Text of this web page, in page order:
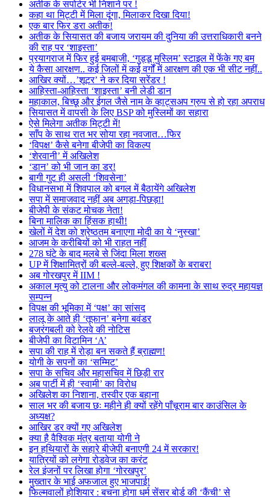
अतीक के सपोर्टर भी निशाने पर !
कहा था मिट्टी में मिला दूंगा, मिलाकर दिखा दिया!
एक बार फिर डरा अतीक!
अतीक के सियासत की बजाय जरायम की दुनिया की उत्तराधिकारी बनने
की राह पर ‘शाइस्ता’
प्रयागराज में फिर हुई बमबाजी, ‘गुड्डू मुस्लिम’ स्टाइल में फेंके गए बम
ये कैसा आरक्षण.. कई जिलों में कई वर्गों में आरक्षण की एक भी सीट नहीं..
आखिर क्यों…’शूटर’ ने कर दिया सरेंडर !
आहिस्ता-आहिस्ता ‘शाइस्ता’ बनी लेडी डान
महाकाल, बिच्छू और ईगल जैसे नाम के व्हाट्सअप ग्रुप से हो रहा अपराध
सियासत में वापसी के लिए BSP को मुस्लिमों का सहारा
ऐसे मिलेगा अतीक मिट्टी में!
साँप के साथ रात भर सोया रहा नवजात…फिर
‘विपक्ष’ कैसे बनेगा बीजेपी का विकल्प
‘शेरवानी’ में अखिलेश
‘डान’ को भी जान का डर!
बागी गुट ही असली ‘शिवसेना’
विधानसभा में शिवपाल को बगल में बैठायेंगे अखिलेश
सपा में समाजवाद नहीं अब अगड़ा-पिछड़ा!
बीजेपी के संकट मोचक नेता!
बिना मालिक का हिंसक हाथी!
खेलों में देश को श्रेष्ठतम बनाएगा मोदी का ये ‘नुस्खा’
आजम के करीबियों को भी राहत नहीं
278 घंटे के बाद मलबे से जिंदा मिला शख्स
UP में शिक्षामित्रों की बल्ले-बल्ले, हुए शिक्षकों के बराबर!
अब गोरखपुर में IIM !
अकाल मृत्यु को टालना और लोकमंगल की कामना के साथ रुद्र महायज्ञ
सम्पन्न
विपक्ष की भूमिका में ‘पक्ष’ का सांसद
लालू के आते ही ‘तूफान’ बनेगा बवंडर
बजरंगबली को रेलवे की नोटिस
बीजेपी का विटामिन ‘A’
सपा की राह में रोड़ा बन सकते हैं ब्राह्मण!
योगी के सपनों का ‘सम्मिट’
सपा के सचिव और महासचिव में छिड़ी रार
अब पार्टी में ही ‘स्वामी’ का विरोध
अखिलेश का निशाना, तस्वीर एक बहाना
साल भर की बजाय छः महीने ही क्यों रहेंगे पाँचूराम बार काउंसिल के
अध्यक्ष?
आखिर डर क्यों गए अखिलेश
क्या है वैश्विक मंत्र बताया योगी ने
इन हथियारों के सहारे बीजेपी बनाएगी 24 में सरकार!
यात्रियों को लगेगा रोडवेज का करंट
रेल इंजनों पर लिखा होगा ‘गोरखपुर’
मुख्तार के भाई अफजाल हुए भाजपाई!
फिल्मवालों होशियार : बचना होगा धर्म सेंसर बोर्ड की ‘कैंची’ से